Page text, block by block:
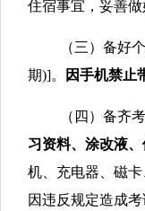
住宿事宜，妥善做
（三）备好
期)]。
因手机禁止
（四）备齐
习资料、涂改液
机、充电器、磁
因违反规定造成